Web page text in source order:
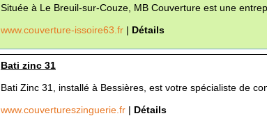
Située à Le Breuil-sur-Couze, MB Couverture est une
www.couverture-issoire63.fr | Détails
Bati zinc 31
Bati Zinc 31, installé à Bessières, est votre spécialiste de
www.couvertureszinguerie.fr | Détails